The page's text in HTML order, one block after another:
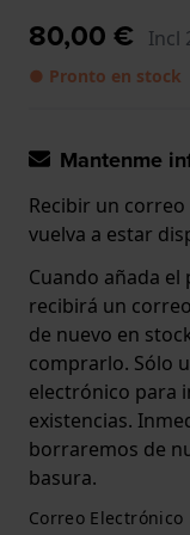
80,00 € Incl
● Pronto en stock
Mantenme
Recibir un
vuelva a estar
Cuando añada
recibirá un
de nuevo en
comprarlo. Sólo
electrónico para
existencias.
borraremos de
basura.
Correo Electrónico